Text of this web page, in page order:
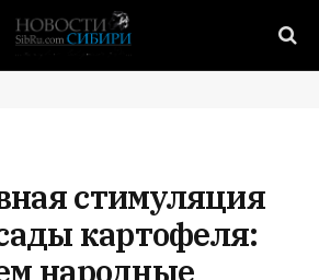
стимуляция
картофеля:
народные